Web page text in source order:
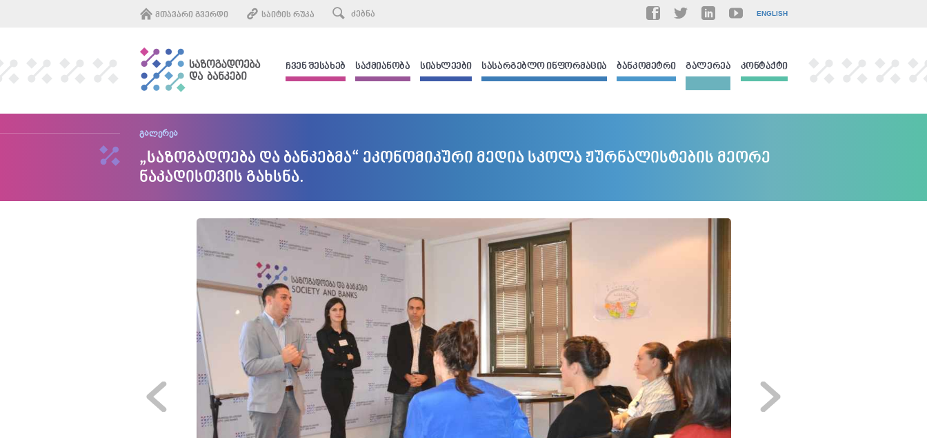
ᲛᲗᲐᲕᲐᲠᲘ ᲒᲕᲔᲠᲓᲘ ᲡᲐᲘᲢᲘᲡ ᲠᲣᲙᲐ ENGLISH
ᲩᲕᲔᲜ ᲨᲔᲡᲐᲮᲔᲑ ᲡᲐᲥᲛᲘᲐᲜᲝᲑᲐ ᲡᲘᲐᲮᲚᲔᲔᲑᲘ ᲡᲐᲡᲐᲠᲒᲔᲑᲚᲝ ᲘᲜᲤᲝᲠᲛᲐᲪᲘᲐ ᲑᲐᲜᲙᲝᲛᲔᲢᲠᲘ ᲒᲐᲚᲔᲠᲔᲐ ᲙᲝᲜᲢᲐᲥᲢᲘ
გალერეა
„საზოგადოება და ბანკებმა“ ეკონომიკური მედია სკოლა ჟურნალისტების მეორე
ნაკადისთვის გახსნა.